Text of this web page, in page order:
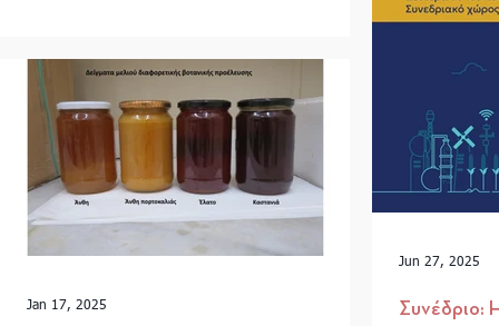
Πραγματοποιήθηκε με επιτυχία, στις 30 Ιουνίου,
Συνέδριο με τίτλο «Η Καινοτομία στον...
Συνέδριο:
Jun 27, 2025
Jan 17, 2025